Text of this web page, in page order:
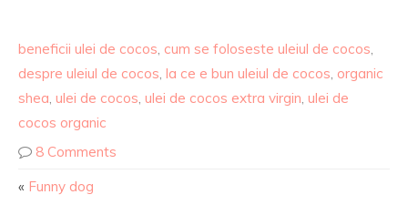
beneficii ulei de cocos, cum se foloseste uleiul de cocos,
despre uleiul de cocos, la ce e bun uleiul de cocos, organic
shea, ulei de cocos, ulei de cocos extra virgin, ulei de
cocos organic
8 Comments
« Funny dog